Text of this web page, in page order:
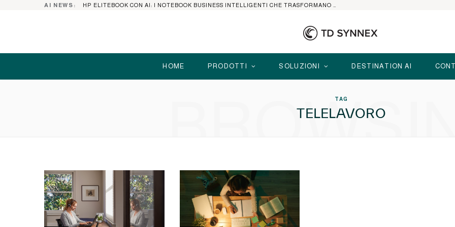
AI NEWS:
HOME PRODOTTI SOLUZIONI DESTINATION AI
TAG
TELELAVORO